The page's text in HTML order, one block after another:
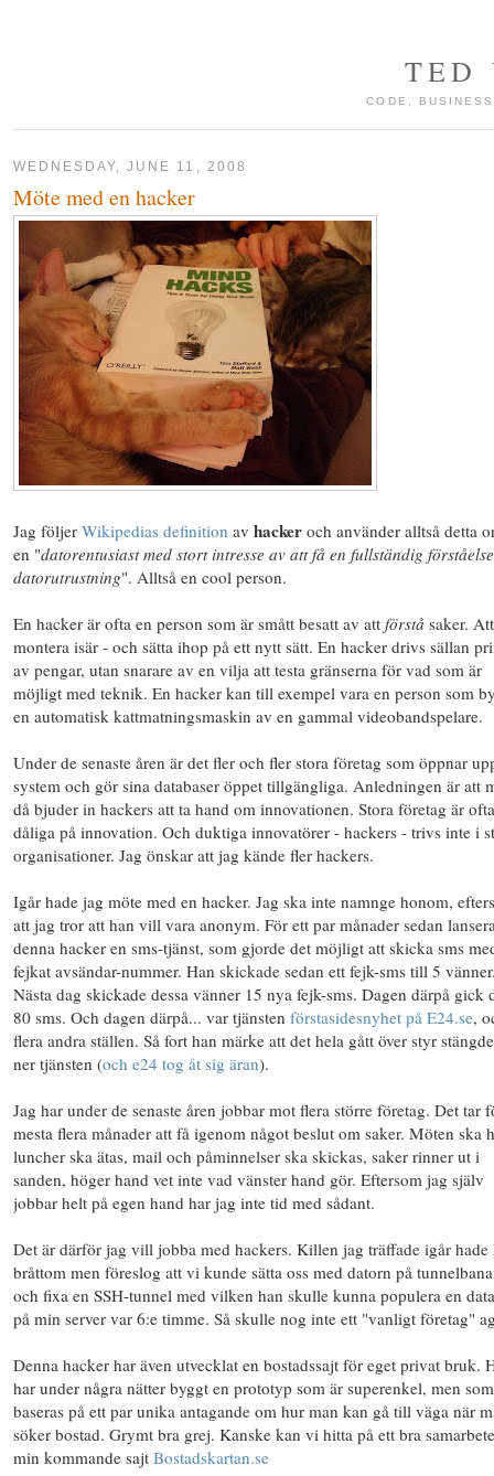
TED
CODE,
WEDNESDAY, JUNE 11, 2008
Möte med en hacker
Jag följer Wikipedias definition av hacker och använder alltså detta
en "datorentusiast med stort intresse av att få en fullständig
datorutrustning". Alltså en cool person.
En hacker är ofta en person som är smått besatt av att förstå saker. Att
montera isär - och sätta ihop på ett nytt sätt. En hacker drivs sällan
av pengar, utan snarare av en vilja att testa gränserna för vad som är
möjligt med teknik. En hacker kan till exempel vara en person som
en automatisk kattmatningsmaskin av en gammal videobandspelare.
Under de senaste åren är det fler och fler stora företag som öppnar
system och gör sina databaser öppet tillgängliga. Anledningen är att
då bjuder in hackers att ta hand om innovationen. Stora företag är ofta
dåliga på innovation. Och duktiga innovatörer - hackers - trivs inte i
organisationer. Jag önskar att jag kände fler hackers.
Igår hade jag möte med en hacker. Jag ska inte namnge honom,
att jag tror att han vill vara anonym. För ett par månader sedan
denna hacker en sms-tjänst, som gjorde det möjligt att skicka sms
fejkat avsändar-nummer. Han skickade sedan ett fejk-sms till 5
Nästa dag skickade dessa vänner 15 nya fejk-sms. Dagen därpå gick
80 sms. Och dagen därpå... var tjänsten förstasidesnyhet på E24.se,
flera andra ställen. Så fort han märke att det hela gått över styr
ner tjänsten (och e24 tog åt sig äran).
Jag har under de senaste åren jobbar mot flera större företag. Det tar
mesta flera månader att få igenom något beslut om saker. Möten ska
luncher ska ätas, mail och påminnelser ska skickas, saker rinner ut i
sanden, höger hand vet inte vad vänster hand gör. Eftersom jag själv
jobbar helt på egen hand har jag inte tid med sådant.
Det är därför jag vill jobba med hackers. Killen jag träffade igår hade
bråttom men föreslog att vi kunde sätta oss med datorn på
och fixa en SSH-tunnel med vilken han skulle kunna populera en
på min server var 6:e timme. Så skulle nog inte ett "vanligt företag"
Denna hacker har även utvecklat en bostadssajt för eget privat bruk.
har under några nätter byggt en prototyp som är superenkel, men som
baseras på ett par unika antagande om hur man kan gå till väga när
söker bostad. Grymt bra grej. Kanske kan vi hitta på ett bra
min kommande sajt Bostadskartan.se